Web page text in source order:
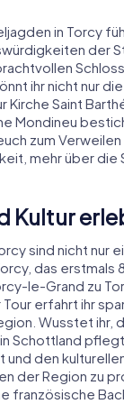
in Torcy
der
ihr nicht nur
Kirche Saint
Mondineu
zum
mehr über
Kultur
sind nicht nur
das erstmals
le-Grand zu
erfahrt ihr
Wusstet ihr,
Schottland
den
der Region zu
französische